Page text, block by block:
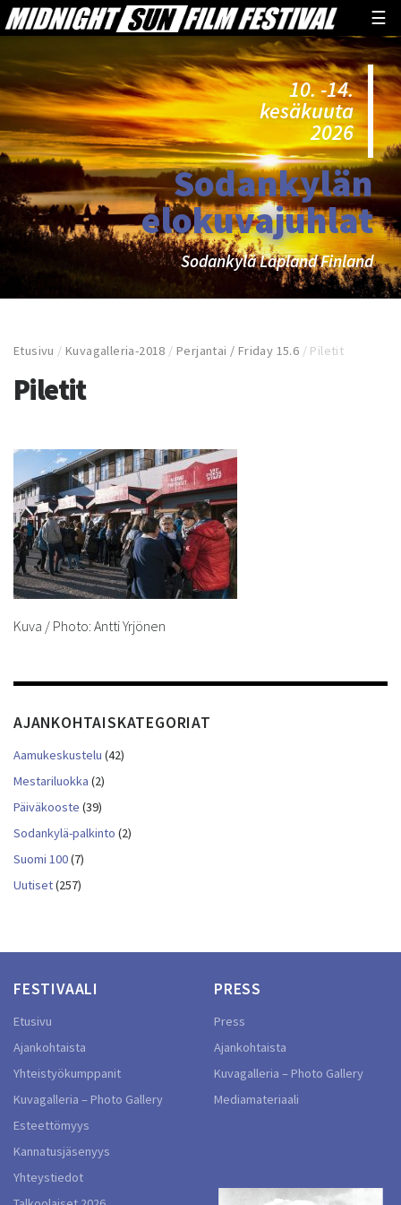
☰
10. -14.
kesäkuuta
2026
Sodankylän
elokuvajuhlat
Sodankylä Lapland Finland
Etusivu /Kuvagalleria-2018 /Perjantai / Friday 15.6 / Piletit
Piletit
Kuva / Photo: Antti Yrjönen
AJANKOHTAISKATEGORIAT
Aamukeskustelu (42)
Mestariluokka (2)
Päiväkooste (39)
Sodankylä-palkinto (2)
Suomi 100(7)
Uutiset(257)
FESTIVAALI
Etusivu
Ajankohtaista
Yhteistyökumppanit
Kuvagalleria – Photo Gallery
Esteettömyys
Kannatusjäsenyys
Yhteystiedot
PRESS
Press
Ajankohtaista
Kuvagalleria – Photo Gallery
Mediamateriaali